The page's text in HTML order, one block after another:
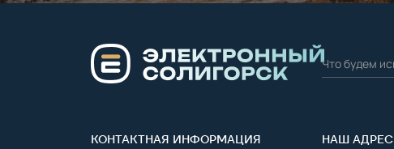
КОНТАКТНАЯ ИНФОРМАЦИЯ
НАШ АДРЕС